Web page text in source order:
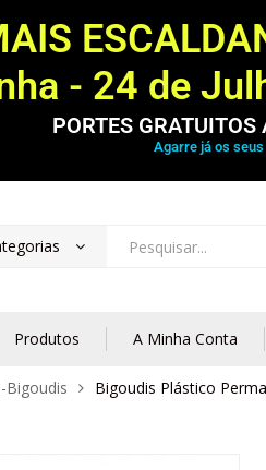
- 24 de
PORTES GRATUITOS
Agarre já os
Produtos A Minha Conta
Bigoudis Bigoudis Plástico